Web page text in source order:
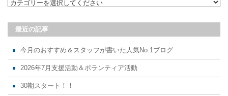
最近の記事
今月のおすすめ＆スタッフが書いた人気No.1ブログ
2026年7月支援活動＆ボランティア活動
30期スタート！！